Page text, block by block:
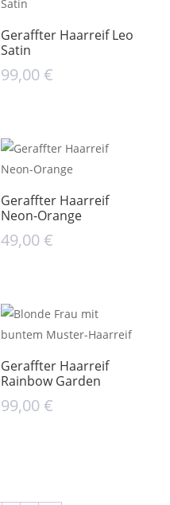
Geraffter Haarreif Leo
Satin
99,00€
Geraffter Haarreif
Neon-Orange
49,00€
Geraffter Haarreif
Rainbow Garden
99,00€